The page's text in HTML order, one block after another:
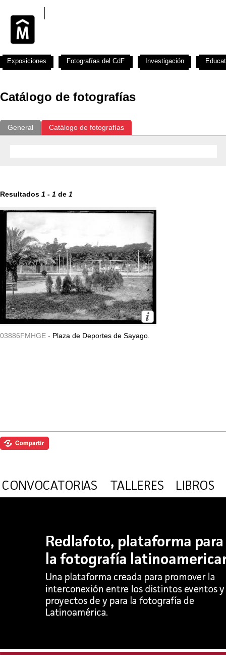
Catálogo de fotografías
General Catálogo de fotografías
Resultados 1 - 1 de 1
03886FMHGE - Plaza de Deportes de Sayago.
Exposiciones Fotografías del CdF Investigación